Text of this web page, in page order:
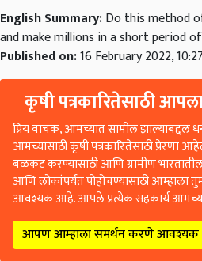
English Summary:Do this method
and make millions in a short period
Published on:16 February 2022,
कृषी पत्रकारितेसाठी
प्रिय वाचक, आमच्यात सामील झाल्याबद्दल
आमच्यासाठी कृषी पत्रकारितेसाठी प्रेरणा
बळकट करण्यासाठी आणि ग्रामीण
आणि लोकांपर्यंत पोहोचण्यासाठी आम्हाला
आवश्यक आहे. आपले प्रत्येक सहकार्य आमच्या
आपण आम्हाला समर्थन करणे